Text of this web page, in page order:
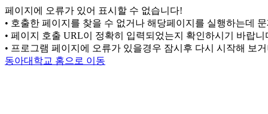
페이지에 오류가 있어 표시할 수 없습니다!
• 호출한 페이지를 찾을 수 없거나 해당페이지를 실행하는데
• 페이지 호출 URL이 정확히 입력되었는지 확인하시기 바랍니
• 프로그램 페이지에 오류가 있을경우 잠시후 다시 시작해 보
동아대학교 홈으로 이동